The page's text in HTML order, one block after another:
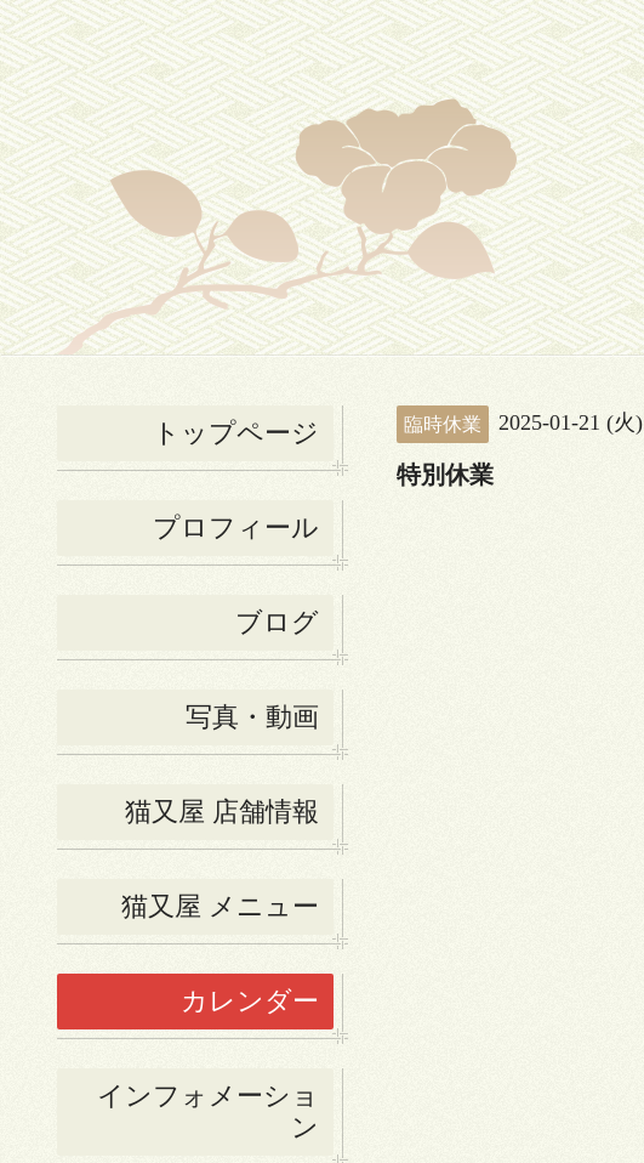
トップページ
プロフィール
ブログ
写真・動画
猫又屋 店舗情報
猫又屋 メニュー
カレンダー
インフォメーショ
ン
臨時休業 2025-01-21 (火)
特別休業